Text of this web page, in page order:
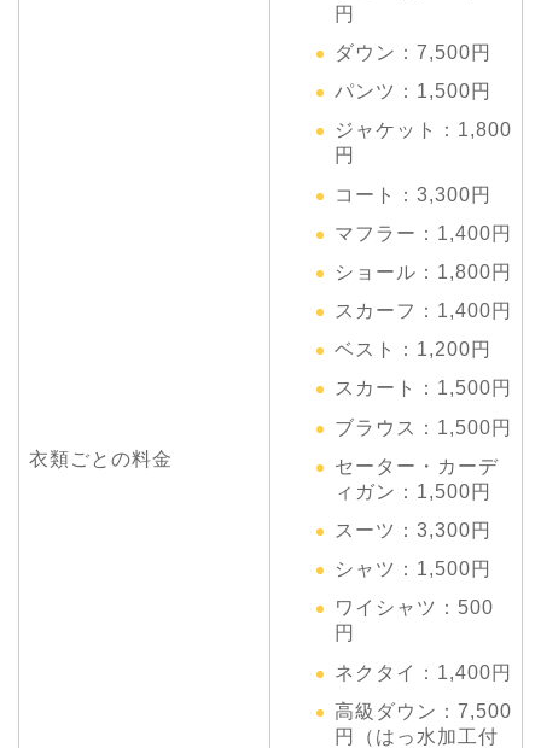
衣類ごとの料金
円
ダウン：7,500円
パンツ：1,500円
ジャケット：1,800
円
コート：3,300円
マフラー：1,400円
ショール：1,800円
スカーフ：1,400円
ベスト：1,200円
スカート：1,500円
ブラウス：1,500円
セーター・カーデ
ィガン：1,500円
スーツ：3,300円
シャツ：1,500円
ワイシャツ：500
円
ネクタイ：1,400円
高級ダウン：7,500
円（はっ水加工付